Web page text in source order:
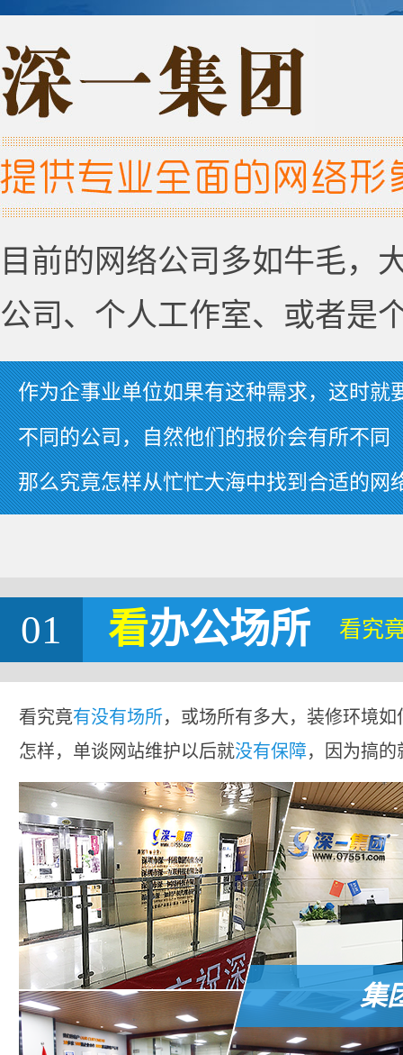
目前的网络公司多如牛毛，
公司、个人工作室、或者是
作为企事业单位如果有这种需求，这时就
不同的公司，自然他们的报价会有所不同
那么究竟怎样从忙忙大海中找到合适的网
01 看办公场所 看究
看究竟有没有场所，或场所有多大，装修环境
怎样，单谈网站维护以后就没有保障，因为搞
集